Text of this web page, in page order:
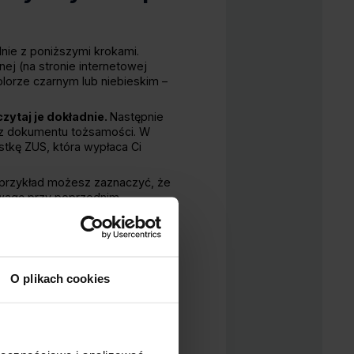
O plikach cookies
z poniższymi krokami.
(na stronie internetowej
czarnym lub niebieskim –
je dokładnie. Następnie
dokumentu tożsamości. W
ZUS, która wypłaca Ci
możesz zaznaczyć, że
przy poprzednim
wybierasz sposób, w
dokumenty